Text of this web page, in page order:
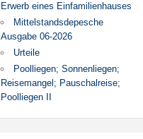
Erwerb eines Einfamilienhauses
Mittelstandsdepesche
Ausgabe 06-2026
Urteile
Poolliegen; Sonnenliegen;
Reisemangel; Pauschalreise;
Poolliegen II